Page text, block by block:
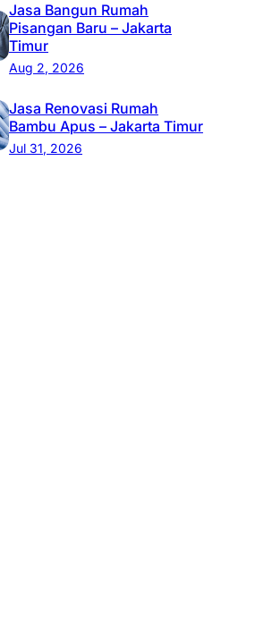
Jasa Bangun Rumah
Pisangan Baru – Jakarta
Timur
Aug 2, 2026
Jasa Renovasi Rumah
Bambu Apus – Jakarta Timur
Jul 31, 2026